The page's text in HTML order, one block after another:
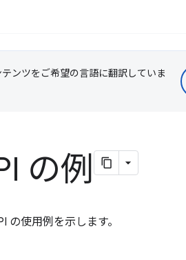
ンツをご希望の言語に翻訳していま
の例
使用例を示します。